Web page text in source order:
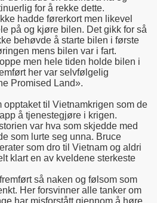
for å rekke dette.
hadde førerkort men likevel
på og kjøre bilen. Det gikk for så
behøvde å starte bilen i første
mens bilen var i fart.
men hele tiden holde bilen i
her var selvfølgelig
Promised Land».
opptaket til Vietnamkrigen som de
å tjenestegjøre i krigen.
var hva som skjedde med
som lurte seg unna. Bruce
som dro til Vietnam og aldri
klart en av kveldene sterkeste
så naken og følsom som
Her forsvinner alle tanker om
har misforstått gjennom å høre